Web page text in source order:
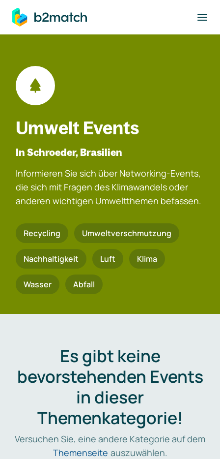
springen
Umwelt Events
In Schroeder, Brasilien
Informieren Sie sich über Networking-Events,
die sich mit Fragen des Klimawandels oder
anderen wichtigen Umweltthemen befassen.
Recycling Umweltverschmutzung
Nachhaltigkeit Luft Klima
Wasser Abfall
Es gibt keine
bevorstehenden Events
in dieser
Themenkategorie!
Versuchen Sie, eine andere Kategorie auf dem
Themenseite auszuwählen.